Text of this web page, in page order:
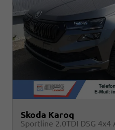
Skoda Karoq
Sportline 2.0TDI DSG 4x4